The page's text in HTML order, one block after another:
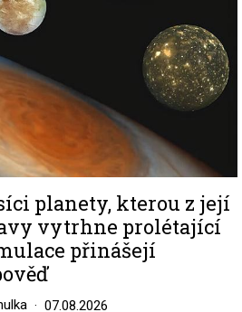
planety, kterou z její
vytrhne prolétající
přinášejí
07.08.2026